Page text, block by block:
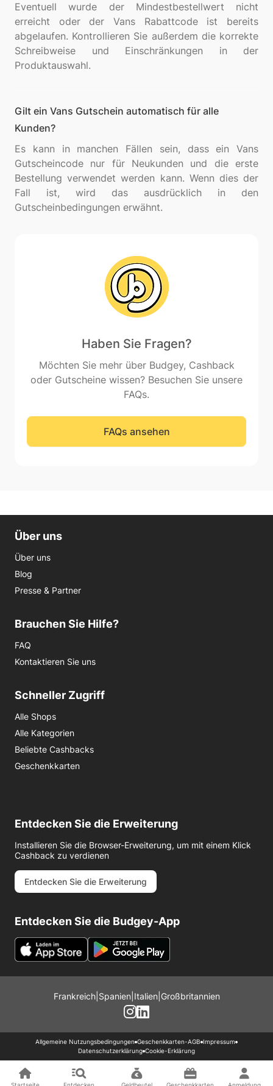
Eventuell wurde der Mindestbestellwert nicht
erreicht oder der Vans Rabattcode ist bereits
abgelaufen. Kontrollieren Sie außerdem die korrekte
Schreibweise und Einschränkungen in der
Gilt ein Vans Gutschein automatisch für alle
Kunden?
Es kann in manchen Fällen sein, dass ein Vans
Gutscheincode nur für Neukunden und die erste
Bestellung verwendet werden kann. Wenn dies der
Fall ist, wird das ausdrücklich in den
Haben Sie Fragen?
Möchten Sie mehr über Budgey, Cashback
oder Gutscheine wissen? Besuchen Sie unsere
FAQs.
FAQs ansehen
Über uns
Über uns
Blog
Presse & Partner
Brauchen Sie Hilfe?
FAQ
Kontaktieren Sie uns
Schneller Zugriff
Alle Shops
Alle Kategorien
Beliebte Cashbacks
Geschenkkarten
Entdecken Sie die Erweiterung
Installieren Sie die Browser-Erweiterung, um mit einem Klick
Cashback zu verdienen
Entdecken Sie die Erweiterung
Entdecken Sie die Budgey-App
Frankreich| Spanien Italien Großbritannien
Allgemeine Nutzungsbedingungen Geschenkkarten-AGB Impressum
Datenschutzerklärung Cookie-Erklärung